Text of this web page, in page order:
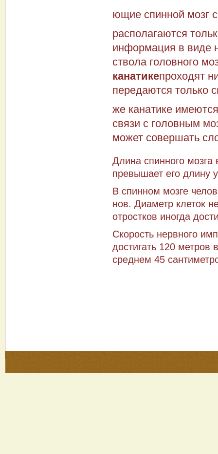
ющие спинной мозг
располага­ются
информация в виде
ствола головного
канатикепроходят
передаются только
же канатике
связи с головным
может совершать
Длина спинного мозга
превышает его длину
В спинном мозге
нов. Диаметр клеток
отростков иногда
Скорость нервного
достигать 120 метров
среднем 45